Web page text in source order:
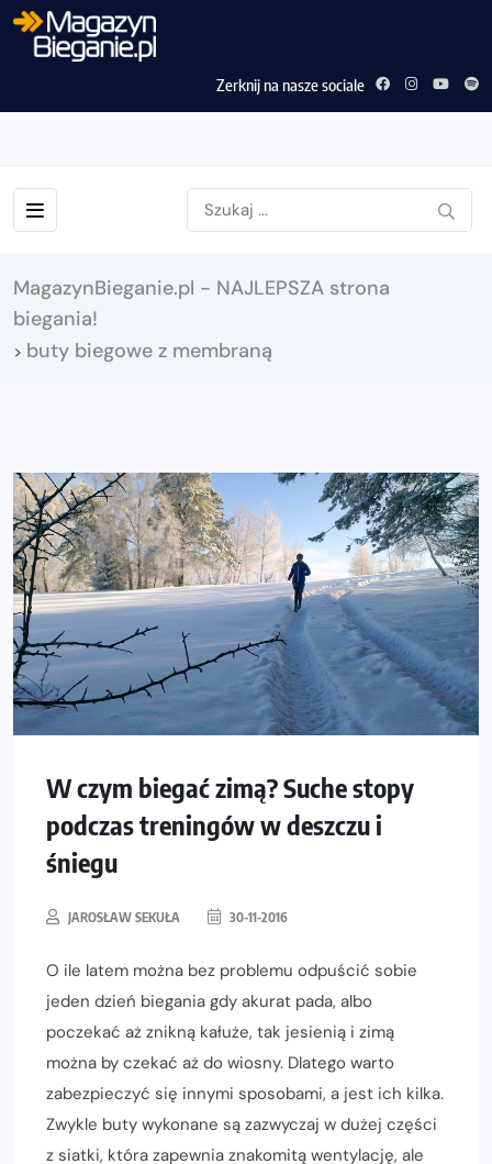
Zerknij na nasze sociale
MagazynBieganie.pl - NAJLEPSZA strona
biegania!
> buty biegowe z membraną
W czym biegać zimą? Suche stopy
podczas treningów w deszczu i
śniegu
JAROSŁAW SEKUŁA 30-11-2016
O ile latem można bez problemu odpuścić sobie
jeden dzień biegania gdy akurat pada, albo
poczekać aż znikną kałuże, tak jesienią i zimą
można by czekać aż do wiosny. Dlatego warto
zabezpieczyć się innymi sposobami, a jest ich kilka.
Zwykle buty wykonane są zazwyczaj w dużej części
z siatki, która zapewnia znakomitą wentylację, ale